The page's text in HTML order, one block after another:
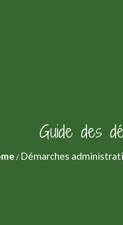
Guide des
/ Démarches